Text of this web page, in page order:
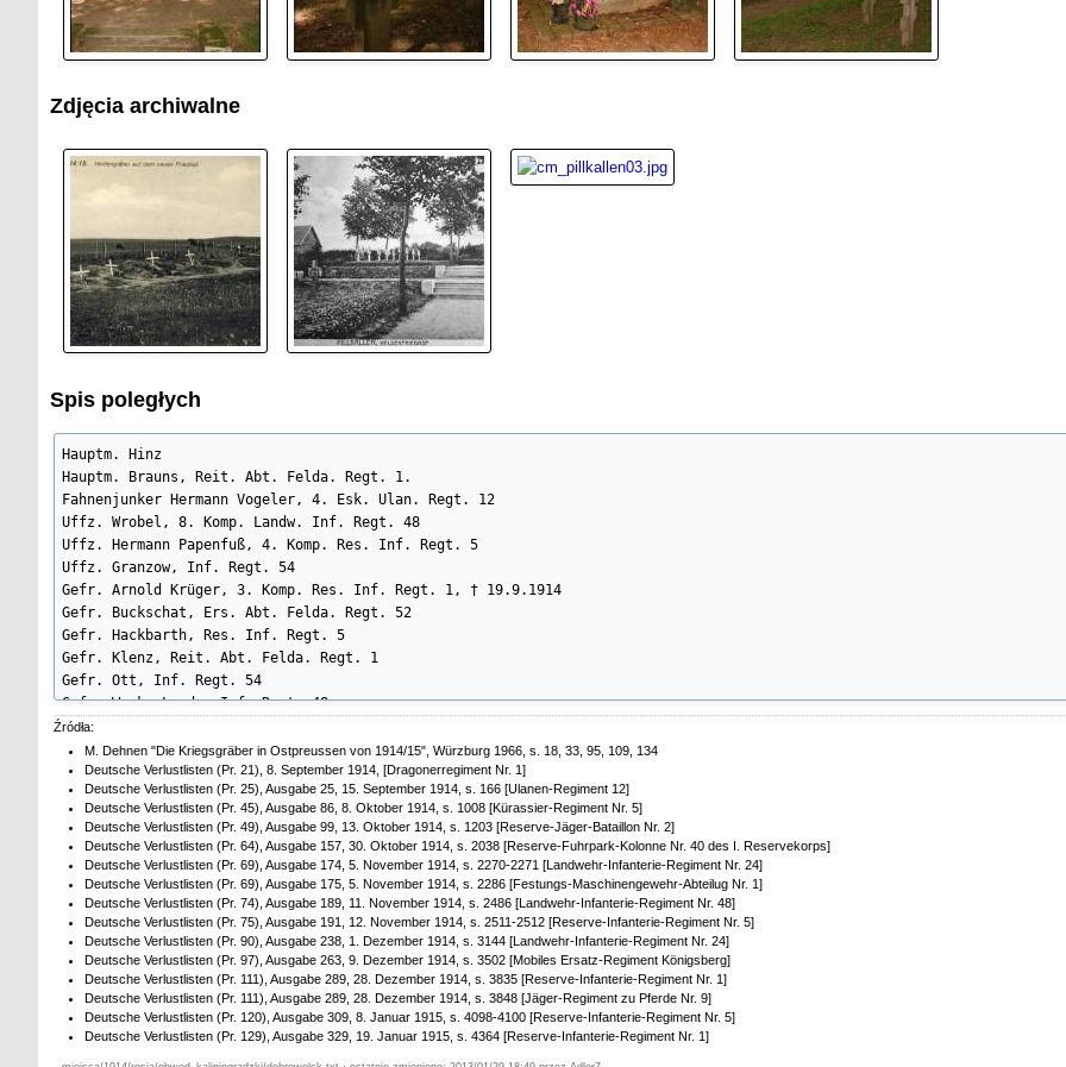
Zdjęcia archiwalne
Spis poległych
Hauptm. Hinz
Hauptm. Brauns, Reit. Abt. Felda. Regt. 1.
Fahnenjunker Hermann Vogeler, 4. Esk. Ulan. Regt. 12
Uffz. Wrobel, 8. Komp. Landw. Inf. Regt. 48
Uffz. Hermann Papenfuß, 4. Komp. Res. Inf. Regt. 5
Uffz. Granzow, Inf. Regt. 54
Gefr. Arnold Krüger, 3. Komp. Res. Inf. Regt. 1, † 19.9.1914
Gefr. Buckschat, Ers. Abt. Felda. Regt. 52
Gefr. Hackbarth, Res. Inf. Regt. 5
Gefr. Klenz, Reit. Abt. Felda. Regt. 1
Gefr. Ott, Inf. Regt. 54
Gefr. Wenk, Landw. Inf. Regt. 48
Drag. Friedrich August Erlach, 2. Esk. Drag. Regt. 1
Drag. Albert Kullal, 2. Esk. Drag. Regt. 1
Wehrm. Karl Domi, 8. Komp. Landw. Inf. Regt. 48
Wehrm. Karl Eichhorn, 8. Komp. Landw. Inf. Regt. 48
Wehrm. Franzke, 6. Komp. Landw. Inf. Regt. 48
Wehrm. Karl Hoppe, 7. Komp. Landw. Inf. Regt. 48
Wehrm. Martin Peschkin, 8. Komp. Landw. Inf. Regt. 48
Wehrm. Hermann Strehmel, 8. Komp. Landw. Inf. Regt. 48
Wehrm. Aloisius Grzella, 9. Komp. Res. Inf. Regt. 5
Wehrm. Karl Perlik, 6 Komp. Landw. Inf. Regt. 24
Wehrm. Karl Wöller, 7. Komp. Landw. Inf. Regt. 24
Wehrm. Anton Leistikow, 10. Komp. Landw. Inf. Regt. 24
Wehrm. Mültich, Landw. Inf. Regt. 24
Wehrm. Rühl, Landw. Inf. Regt. 24
Wehrm. Gerhardt, Landw. Inf. Regt. 48
Wehrm. Kosse, Landw. Inf. Regt. 48
Źródła:
M. Dehnen "Die Kriegsgräber in Ostpreussen von 1914/15", Würzburg 1966, s. 18, 33, 95, 109, 134
Deutsche Verlustlisten (Pr. 21), 8. September 1914, [Dragonerregiment Nr. 1]
Deutsche Verlustlisten (Pr. 25), Ausgabe 25, 15. September 1914, s. 166 [Ulanen-Regiment 12]
Deutsche Verlustlisten (Pr. 45), Ausgabe 86, 8. Oktober 1914, s. 1008 [Kürassier-Regiment Nr. 5]
Deutsche Verlustlisten (Pr. 49), Ausgabe 99, 13. Oktober 1914, s. 1203 [Reserve-Jäger-Bataillon Nr. 2]
Deutsche Verlustlisten (Pr. 64), Ausgabe 157, 30. Oktober 1914, s. 2038 [Reserve-Fuhrpark-Kolonne Nr. 40 des I. Reservekorps]
Deutsche Verlustlisten (Pr. 69), Ausgabe 174, 5. November 1914, s. 2270-2271 [Landwehr-Infanterie-Regiment Nr. 24]
Deutsche Verlustlisten (Pr. 69), Ausgabe 175, 5. November 1914, s. 2286 [Festungs-Maschinengewehr-Abteilug Nr. 1]
Deutsche Verlustlisten (Pr. 74), Ausgabe 189, 11. November 1914, s. 2486 [Landwehr-Infanterie-Regiment Nr. 48]
Deutsche Verlustlisten (Pr. 75), Ausgabe 191, 12. November 1914, s. 2511-2512 [Reserve-Infanterie-Regiment Nr. 5]
Deutsche Verlustlisten (Pr. 90), Ausgabe 238, 1. Dezember 1914, s. 3144 [Landwehr-Infanterie-Regiment Nr. 24]
Deutsche Verlustlisten (Pr. 97), Ausgabe 263, 9. Dezember 1914, s. 3502 [Mobiles Ersatz-Regiment Königsberg]
Deutsche Verlustlisten (Pr. 111), Ausgabe 289, 28. Dezember 1914, s. 3835 [Reserve-Infanterie-Regiment Nr. 1]
Deutsche Verlustlisten (Pr. 111), Ausgabe 289, 28. Dezember 1914, s. 3848 [Jäger-Regiment zu Pferde Nr. 9]
Deutsche Verlustlisten (Pr. 120), Ausgabe 309, 8. Januar 1915, s. 4098-4100 [Reserve-Infanterie-Regiment Nr. 5]
Deutsche Verlustlisten (Pr. 129), Ausgabe 329, 19. Januar 1915, s. 4364 [Reserve-Infanterie-Regiment Nr. 1]